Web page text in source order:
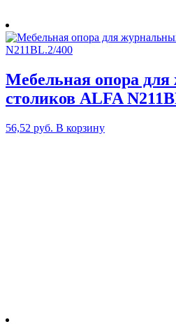
Мебельная опора
столиков ALFA
56,52 руб. В корзину